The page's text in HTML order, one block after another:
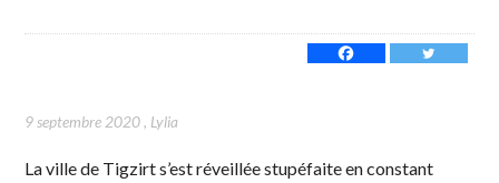
9 septembre 2020, Lylia
La ville de Tigzirt s’est réveillée stupéfaite en constant